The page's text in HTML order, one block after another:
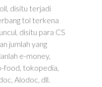
disitu terjadi
tol terkena
disitu para CS
jumlah yang
e-money,
food, tokopedia,
Alodoc, dll.